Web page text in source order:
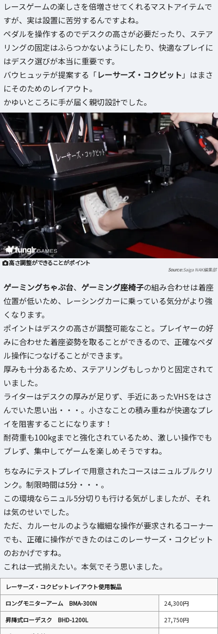
レースゲームの楽しさを倍増させてくれるマストアイテムで
すが、実は設置に苦労するんですよね。
ペダルを操作するのでデスクの高さが必要だったり、ステア
リングの固定はふらつかないようにしたり、快適なプレイに
はデスク選びが本当に重要です。
バウヒュッテが提案する「レーサーズ・コクピット 」はまさ
にそのためのレイアウト。
かゆいところに手が届く親切設計でした。
高さ調整ができることがポイント
Saiga NAK編集部
ゲーミングちゃぶ台、 ゲーミング座椅子の組み合わせは着座
位置が低いため、レーシングカーに乗っている気分がより強
くなります。
ポイントはデスクの高さが調整可能なこと。プレイヤーの好
みに合わせた着座姿勢を取ることができるので、正確なペダ
ル操作につなげることができます。
厚みも十分あるため、ステアリングもしっかりと固定されて
いました。
ライターはデスクの厚みが足りず、手近にあったVHSをはさ
んでいた思い出・・・。小さなことの積み重ねが快適なプレ
イを阻害することになります！
耐荷重も100kgまでと強化されているため、激しい操作でも
ブレず、集中してゲームを楽しめそうですね。
ちなみにテストプレイで用意されたコースはニュルブルクリ
ンク。制限時間は5分・・・。
この環境ならニュル5分切りも行ける気がしましたが、それ
は気のせいでした。
ただ、カルーセルのような繊細な操作が要求されるコーナー
でも、正確に操作ができたのはこのレーサーズ・コクピット
のおかげですね。
これは一式揃えたい。本気でそう思いました。
レーサーズ・コクピットレイアウト使用製品
ロングモニターアーム BMA-300N
24,300円
昇降式ローデスク BHD-1200L
27,750円